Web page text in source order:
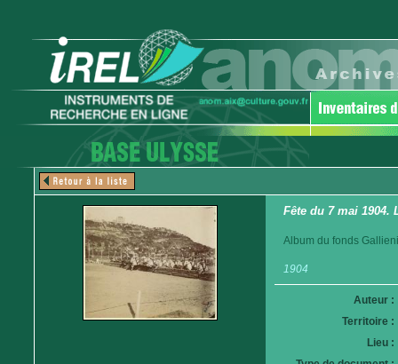
Fête du 7 mai 1904.
Album du fonds
1904
Auteur :
Territoire :
Lieu :